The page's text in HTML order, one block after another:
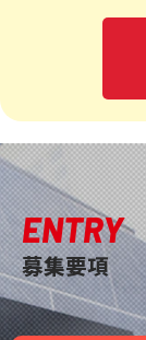
ENTRY
募集要項